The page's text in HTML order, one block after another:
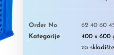
Order No
62 40 60
Kategorije
400 x 600
za